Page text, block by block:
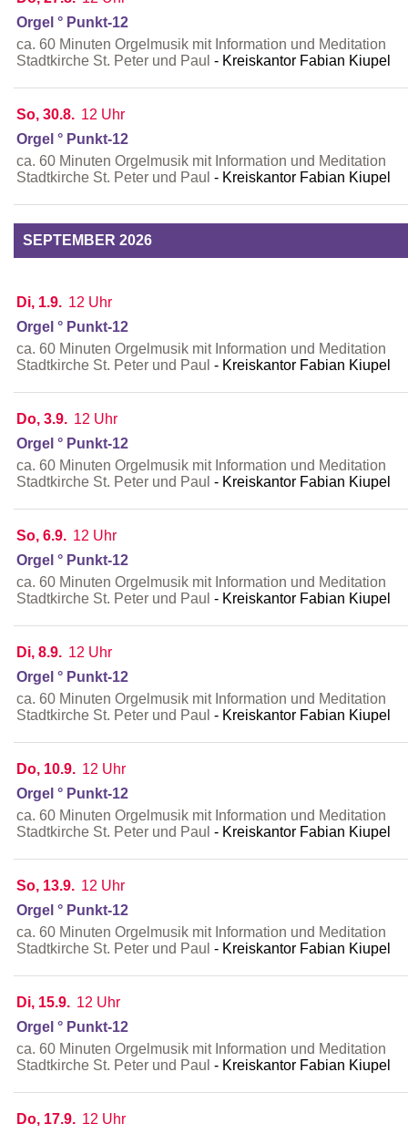
Orgel ° Punkt-12
ca. 60 Minuten Orgelmusik mit Information und Meditation
Stadtkirche St. Peter und Paul
Kreiskantor Fabian Kiupel
So, 30.8. 12 Uhr
Orgel ° Punkt-12
ca. 60 Minuten Orgelmusik mit Information und Meditation
Stadtkirche St. Peter und Paul
Kreiskantor Fabian Kiupel
SEPTEMBER 2026
Di, 1.9. 12 Uhr
Orgel ° Punkt-12
ca. 60 Minuten Orgelmusik mit Information und Meditation
Stadtkirche St. Peter und Paul
Kreiskantor Fabian Kiupel
Do, 3.9. 12 Uhr
Orgel ° Punkt-12
ca. 60 Minuten Orgelmusik mit Information und Meditation
Stadtkirche St. Peter und Paul
Kreiskantor Fabian Kiupel
So, 6.9. 12 Uhr
Orgel ° Punkt-12
ca. 60 Minuten Orgelmusik mit Information und Meditation
Stadtkirche St. Peter und Paul
Kreiskantor Fabian Kiupel
Di, 8.9. 12 Uhr
Orgel ° Punkt-12
ca. 60 Minuten Orgelmusik mit Information und Meditation
Stadtkirche St. Peter und Paul
Kreiskantor Fabian Kiupel
Do, 10.9. 12 Uhr
Orgel ° Punkt-12
ca. 60 Minuten Orgelmusik mit Information und Meditation
Stadtkirche St. Peter und Paul
Kreiskantor Fabian Kiupel
So, 13.9. 12 Uhr
Orgel ° Punkt-12
ca. 60 Minuten Orgelmusik mit Information und Meditation
Stadtkirche St. Peter und Paul
Kreiskantor Fabian Kiupel
Di, 15.9. 12 Uhr
Orgel ° Punkt-12
ca. 60 Minuten Orgelmusik mit Information und Meditation
Stadtkirche St. Peter und Paul
Kreiskantor Fabian Kiupel
Do, 17.9. 12 Uhr